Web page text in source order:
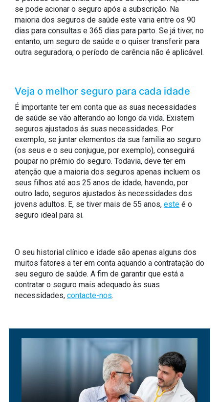
se pode acionar o seguro após a subscrição. Na
maioria dos seguros de saúde este varia entre os 90
dias para consultas e 365 dias para parto. Se já tiver, no
entanto, um seguro de saúde e o quiser transferir para
outra seguradora, o período de carência não é aplicável.
Veja o melhor seguro para cada idade
É importante ter em conta que as suas necessidades
de saúde se vão alterando ao longo da vida. Existem
seguros ajustados ás suas necessidades. Por
exemplo, se juntar elementos da sua família ao seguro
(os seus e o seu conjugue, por exemplo), conseguirá
poupar no prémio do seguro. Todavia, deve ter em
atenção que a maioria dos seguros apenas incluem os
seus filhos até aos 25 anos de idade, havendo, por
outro lado, seguros ajustados às necessidades dos
jovens adultos. E, se tiver mais de 55 anos, esteé o
seguro ideal para si.
O seu historial clínico e idade são apenas alguns dos
muitos fatores a ter em conta aquando a contratação do
seu seguro de saúde. A fim de garantir que está a
contratar o seguro mais adequado às suas
necessidades, contacte-nos.